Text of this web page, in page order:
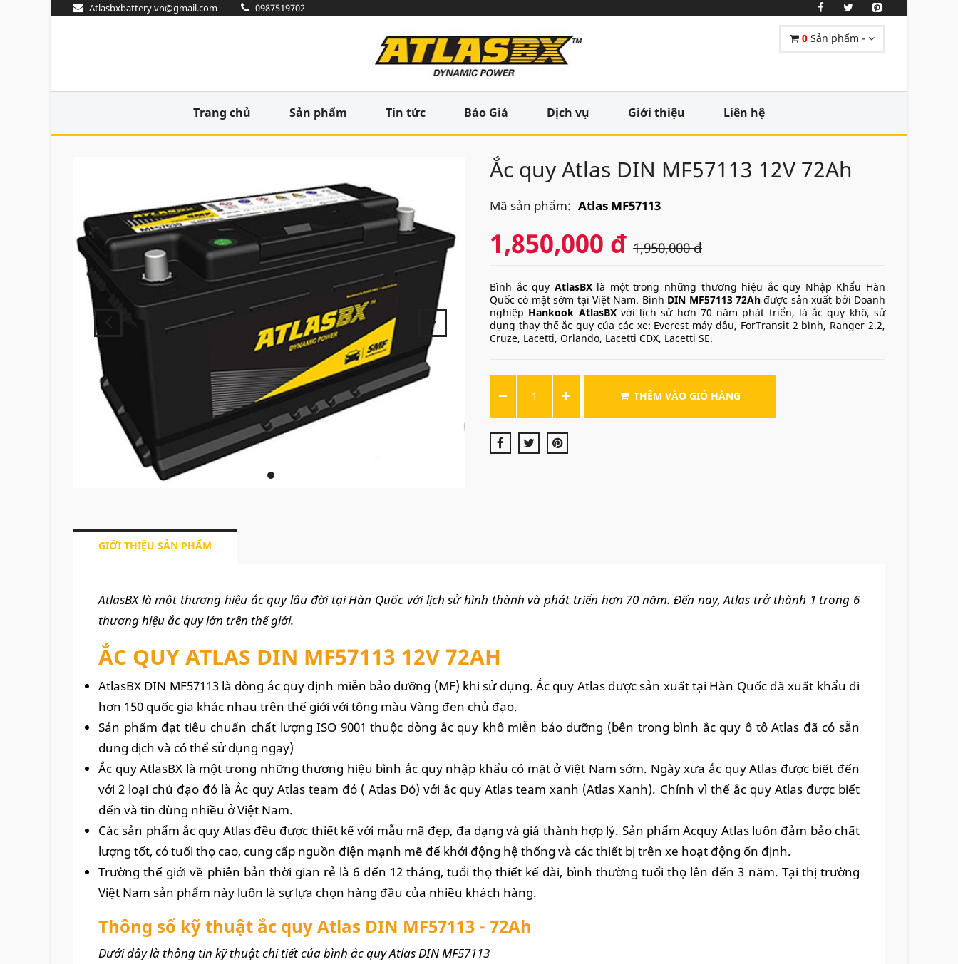
Atlasbxbattery.vn@gmail.com 0987519702
0 Sản phẩm -
Trang chủ Sản phẩm Tin tức Báo Giá Dịch vụ Giới thiệu Liên hệ
Ắc quy Atlas DIN MF57113 12V 72Ah
Mã sản phẩm: Atlas MF57113
1,850,000 đ 1,950,000 đ
Bình ắc quy AtlasBXlà một trong những thương hiệu ắc quy Nhập Khẩu Hàn
Quốc có mặt sớm tại Việt Nam. Bình DIN MF57113 72Ah được sản xuất bởi Doanh
nghiệp Hankook AtlasBX với lịch sử hơn 70 năm phát triển, là ắc quy khô, sử
dụng thay thế ắc quy của các xe: Everest máy dầu, ForTransit 2 bình, Ranger 2.2,
Cruze, Lacetti, Orlando, Lacetti CDX, Lacetti SE.
THÊM VÀO GIỎ HÀNG
GIỚI THIỆU SẢN PHẨM
AtlasBX là một thương hiệu ắc quy lâu đời tại Hàn Quốc với lịch sử hình thành và phát triển hơn 70 năm. Đến nay, Atlas trở thành 1 trong 6
thương hiệu ắc quy lớn trên thế giới.
ẮC QUYATLAS DIN MF57113 12V 72AH
AtlasBX DIN MF57113 là dòng ắc quy định miễn bảo dưỡng (MF) khi sử dụng. Ắc quy Atlas được sản xuất tại Hàn Quốc đã xuất khẩu đi
hơn 150 quốc gia khác nhau trên thế giới với tông màu Vàng đen chủ đạo.
Sản phẩm đạt tiêu chuẩn chất lượng ISO 9001 thuộc dòng ắc quy khô miễn bảo dưỡng (bên trong bình ắc quy ô tô Atlas đã có sẵn
dung dịch và có thể sử dụng ngay)
Ắc quy AtlasBX là một trong những thương hiệu bình ắc quy nhập khẩu có mặt ở Việt Nam sớm. Ngày xưa ắc quy Atlas được biết đến
với 2 loại chủ đạo đó là Ắc quy Atlas team đỏ ( Atlas Đỏ) với ắc quy Atlas team xanh (Atlas Xanh). Chính vì thế ắc quy Atlas được biết
đến và tin dùng nhiều ở Việt Nam.
Các sản phẩm ắc quy Atlas đều được thiết kế với mẫu mã đẹp, đa dạng và giá thành hợp lý. Sản phẩm Acquy Atlas luôn đảm bảo chất
lượng tốt, có tuổi thọ cao, cung cấp nguồn điện mạnh mẽ để khởi động hệ thống và các thiết bị trên xe hoạt động ổn định.
Trường thế giới về phiên bản thời gian rẻ là 6 đến 12 tháng, tuổi thọ thiết kế dài, bình thường tuổi thọ lên đến 3 năm. Tại thị trường
Việt Nam sản phẩm này luôn là sự lựa chọn hàng đầu của nhiều khách hàng.
Thông số kỹ thuật ắc quy Atlas DIN MF57113 - 72Ah
Dưới đây là thông tin kỹ thuật chi tiết của bình ắc quy Atlas DIN MF57113